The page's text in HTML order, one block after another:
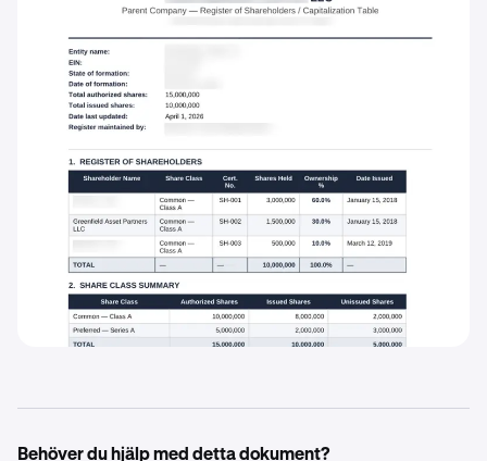
Behöver du hjälp med detta dokument?